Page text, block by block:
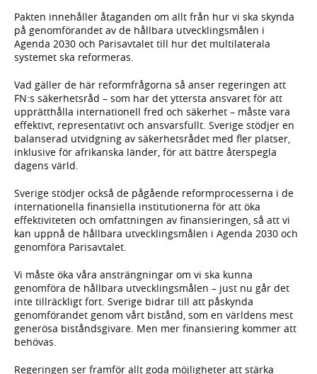
Pakten innehåller åtaganden om allt från hur vi ska skynda
på genomförandet av de hållbara utvecklingsmålen i
Agenda 2030 och Parisavtalet till hur det multilaterala
systemet ska reformeras.
Vad gäller de här reformfrågorna så anser regeringen att
FN:s säkerhetsråd – som har det yttersta ansvaret för att
upprätthålla internationell fred och säkerhet – måste vara
effektivt, representativt och ansvarsfullt. Sverige stödjer en
balanserad utvidgning av säkerhetsrådet med fler platser,
inklusive för afrikanska länder, för att bättre återspegla
dagens värld.
Sverige stödjer också de pågående reformprocesserna i de
internationella finansiella institutionerna för att öka
effektiviteten och omfattningen av finansieringen, så att vi
kan uppnå de hållbara utvecklingsmålen i Agenda 2030 och
genomföra Parisavtalet.
Vi måste öka våra ansträngningar om vi ska kunna
genomföra de hållbara utvecklingsmålen – just nu går det
inte tillräckligt fort. Sverige bidrar till att påskynda
genomförandet genom vårt bistånd, som en världens mest
generösa biståndsgivare. Men mer finansiering kommer att
behövas.
Regeringen ser framför allt goda möjligheter att stärka